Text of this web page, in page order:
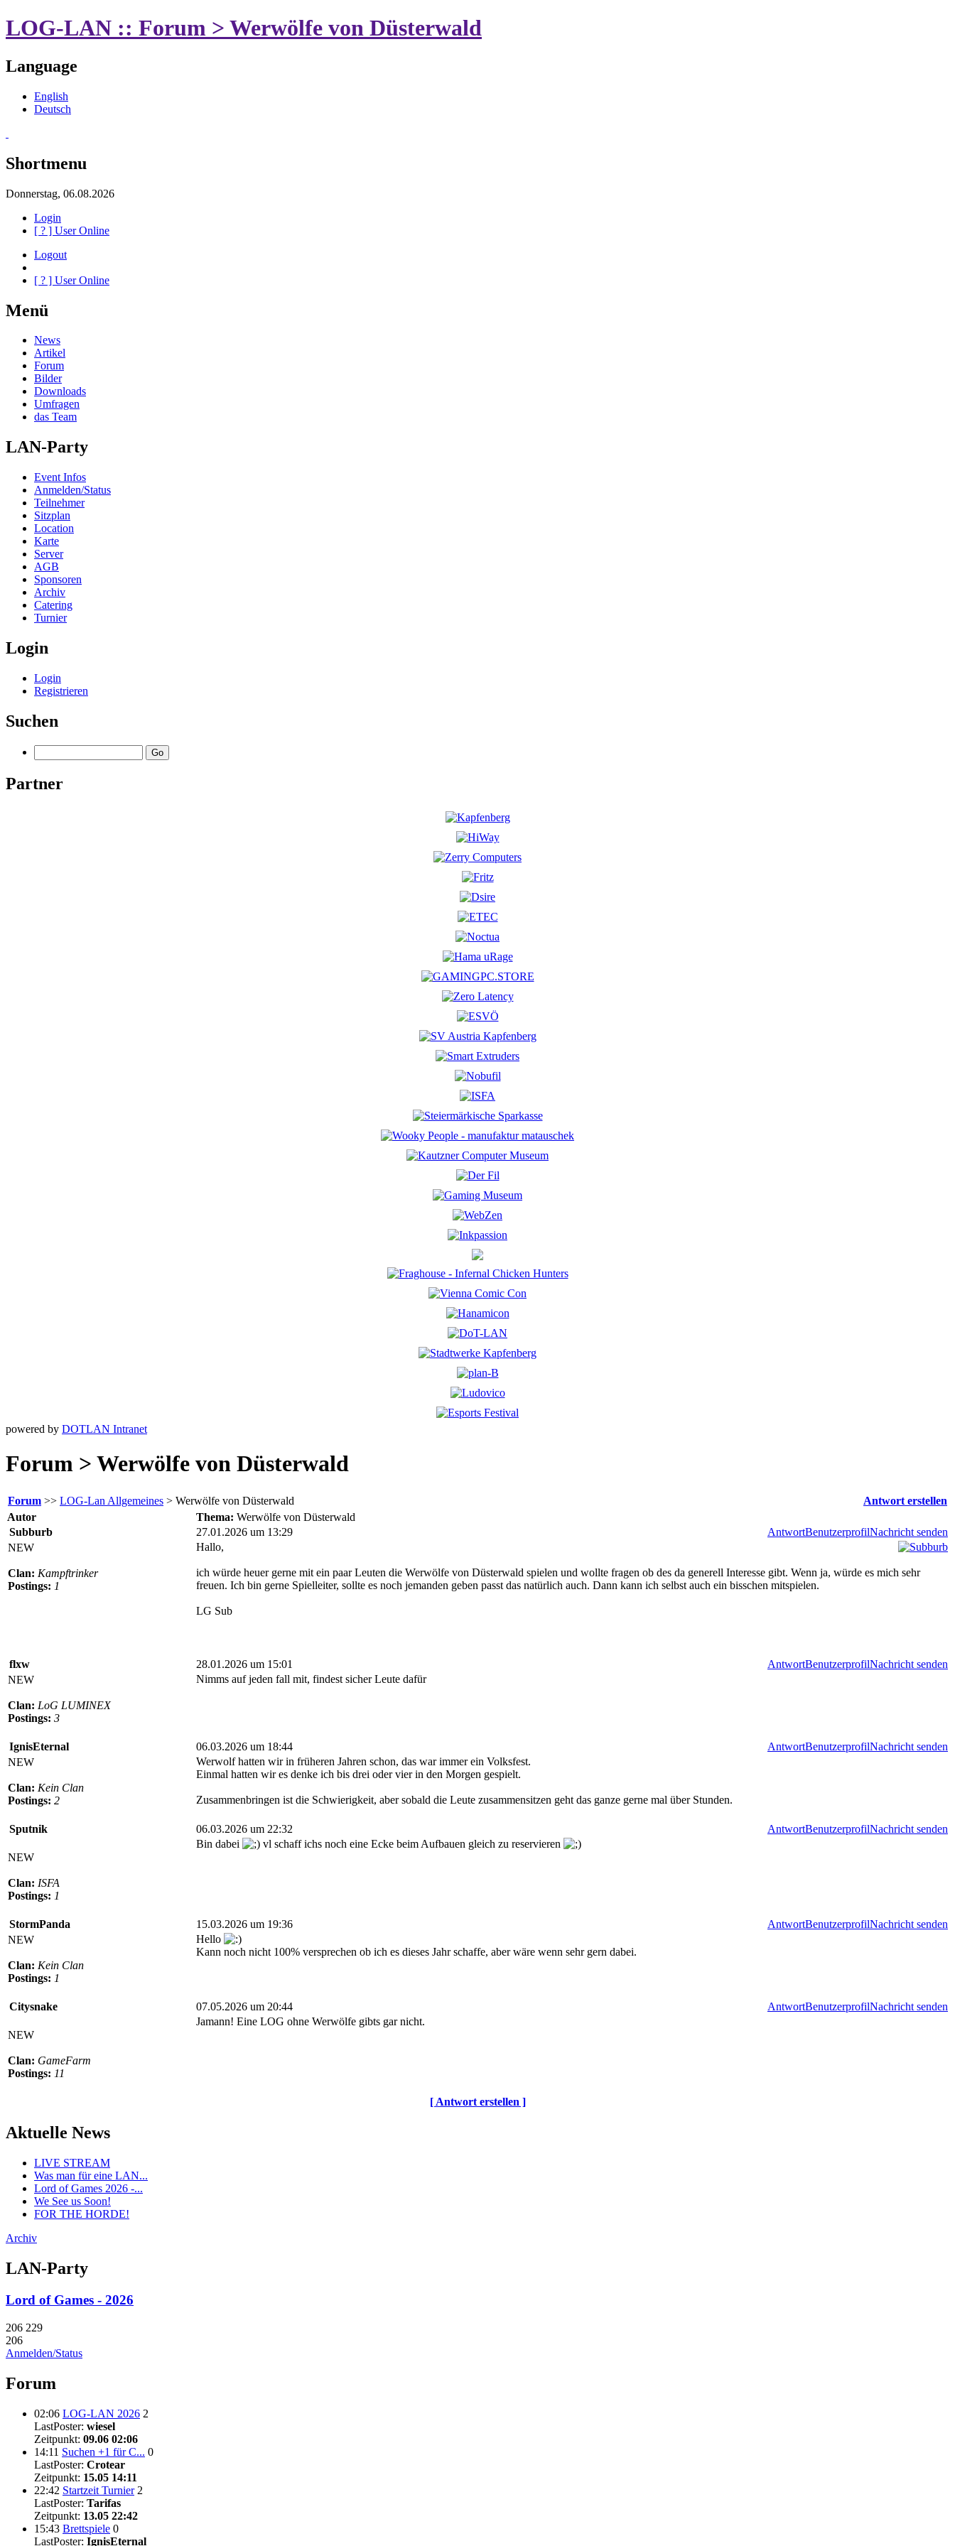
LOG-LAN :: Forum > Werwölfe von Düsterwald
Language
English
Deutsch
Shortmenu
Donnerstag, 06.08.2026
Login
[ ? ] User Online
Logout
[ ? ] User Online
Menü
News
Artikel
Forum
Bilder
Downloads
Umfragen
das Team
LAN-Party
Event Infos
Anmelden/Status
Teilnehmer
Sitzplan
Location
Karte
Server
AGB
Sponsoren
Archiv
Catering
Turnier
Login
Login
Registrieren
Suchen
Partner
powered by DOTLAN Intranet
Forum > Werwölfe von Düsterwald
Forum >> LOG-Lan Allgemeines > Werwölfe von Düsterwald
Antwort erstellen
Autor
Thema: Werwölfe von Düsterwald
Subburb
27.01.2026 um 13:29 AntwortBenutzerprofilNachricht senden
NEW
Clan: Kampftrinker
Postings: 1
Hallo,
ich würde heuer gerne mit ein paar Leuten die Werwölfe von Düsterwald spielen und wollte fragen ob des da generell Interesse gibt. Wenn ja, würde es mich sehr
freuen. Ich bin gerne Spielleiter, sollte es noch jemanden geben passt das natürlich auch. Dann kann ich selbst auch ein bisschen mitspielen.
LG Sub
flxw 28.01.2026 um 15:01 AntwortBenutzerprofilNachricht senden
NEW
Clan: LoG LUMINEX
Postings: 3
Nimms auf jeden fall mit, findest sicher Leute dafür
IgnisEternal 06.03.2026 um 18:44 AntwortBenutzerprofilNachricht senden
NEW
Clan: Kein Clan
Postings: 2
Werwolf hatten wir in früheren Jahren schon, das war immer ein Volksfest.
Einmal hatten wir es denke ich bis drei oder vier in den Morgen gespielt.
Zusammenbringen ist die Schwierigkeit, aber sobald die Leute zusammensitzen geht das ganze gerne mal über Stunden.
Sputnik 06.03.2026 um 22:32 AntwortBenutzerprofilNachricht senden
NEW
Clan: ISFA
Postings: 1
Bin dabei vl schaff ichs noch eine Ecke beim Aufbauen gleich zu reservieren
StormPanda 15.03.2026 um 19:36 AntwortBenutzerprofilNachricht senden
NEW
Clan: Kein Clan
Postings: 1
Hello
Kann noch nicht 100% versprechen ob ich es dieses Jahr schaffe, aber wäre wenn sehr gern dabei.
Citysnake 07.05.2026 um 20:44 AntwortBenutzerprofilNachricht senden
NEW
Clan: GameFarm
Postings: 11
Jamann! Eine LOG ohne Werwölfe gibts gar nicht.
[ Antwort erstellen ]
Aktuelle News
LIVE STREAM
Was man für eine LAN...
Lord of Games 2026 -...
We See us Soon!
FOR THE HORDE!
Archiv
LAN-Party
Lord of Games - 2026
206 229
206
Anmelden/Status
Forum
02:06 LOG-LAN 2026 2
LastPoster: wiesel
Zeitpunkt: 09.06 02:06
14:11 Suchen +1 für C... 0
LastPoster: Crotear
Zeitpunkt: 15.05 14:11
22:42 Startzeit Turnier 2
LastPoster: Tarifas
Zeitpunkt: 13.05 22:42
15:43 Brettspiele 0
LastPoster: IgnisEternal